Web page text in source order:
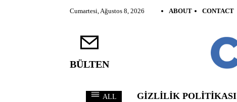
Cumartesi, Ağustos 8, 2026 ABOUT CONTACT
BÜLTEN
ALL GIZLILIK POLITIKASI